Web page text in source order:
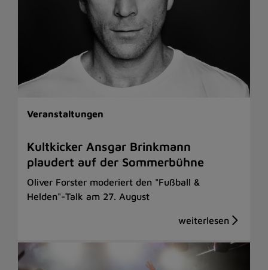
Veranstaltungen
Kultkicker Ansgar Brinkmann
plaudert auf der Sommerbühne
Oliver Forster moderiert den "Fußball &
Helden"-Talk am 27. August